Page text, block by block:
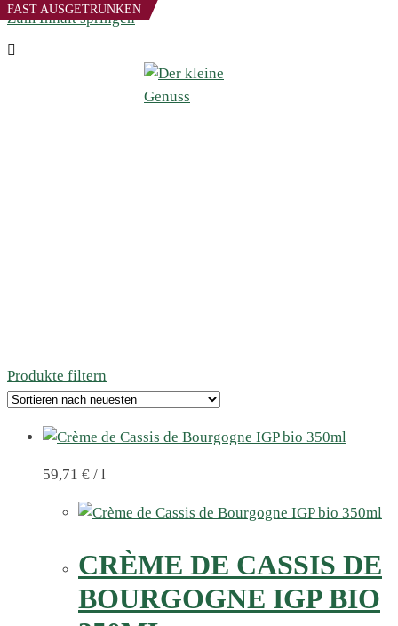
Zum Inhalt springen
Produkte filtern
59,71 € / l
CRÈME DE CASSIS DE
BOURGOGNE IGP BIO
FAST AUSGETRUNKEN